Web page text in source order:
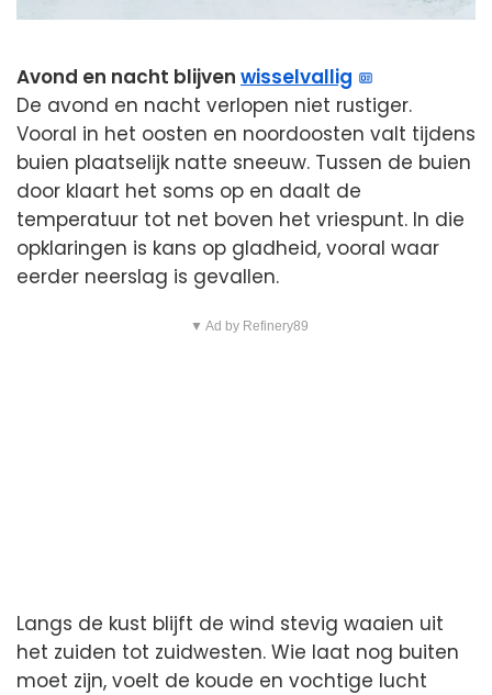
Avond en nacht blijven wisselvallig
De avond en nacht verlopen niet rustiger.
Vooral in het oosten en noordoosten valt tijdens
buien plaatselijk natte sneeuw. Tussen de buien
door klaart het soms op en daalt de
temperatuur tot net boven het vriespunt. In die
opklaringen is kans op gladheid, vooral waar
eerder neerslag is gevallen.
▼ Ad by Refinery89
Langs de kust blijft de wind stevig waaien uit
het zuiden tot zuidwesten. Wie laat nog buiten
moet zijn, voelt de koude en vochtige lucht